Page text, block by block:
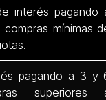
interés pagando
mínimas
pagando a 3 y
superiores